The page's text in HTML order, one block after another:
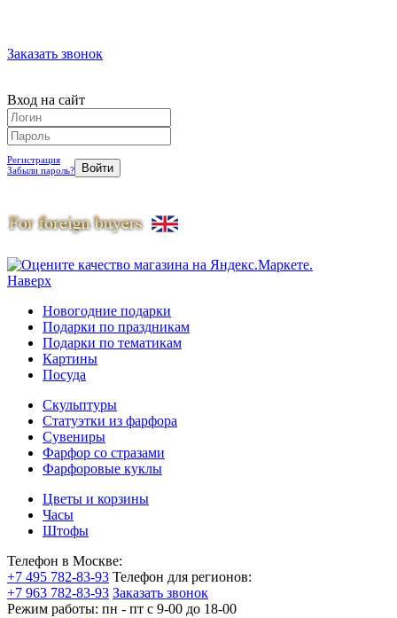
Заказать звонок
Вход на сайт
Регистрация
Забыли пароль?
Наверх
Новогодние подарки
Подарки по праздникам
Подарки по тематикам
Картины
Посуда
Скульптуры
Статуэтки из фарфора
Сувениры
Фарфор со стразами
Фарфоровые куклы
Цветы и корзины
Часы
Штофы
Телефон в Москве:
+7 495 782-83-93 Телефон для регионов:
+7 963 782-83-93 Заказать звонок
Режим работы: пн - пт c 9-00 до 18-00